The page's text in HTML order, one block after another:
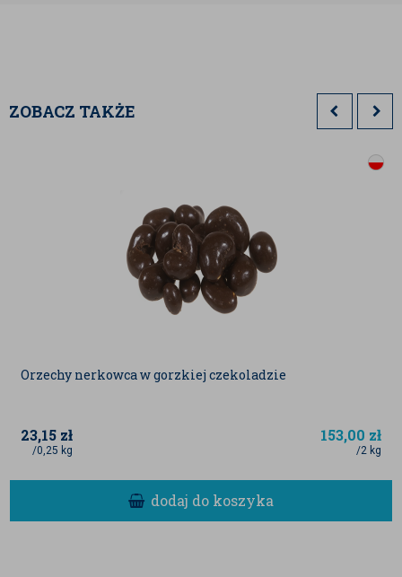
ZOBACZ TAKŻE
Orzechy nerkowca w gorzkiej czekoladzie
23,15 zł
/0,25 kg
153,00 zł
/2 kg
dodaj do koszyka